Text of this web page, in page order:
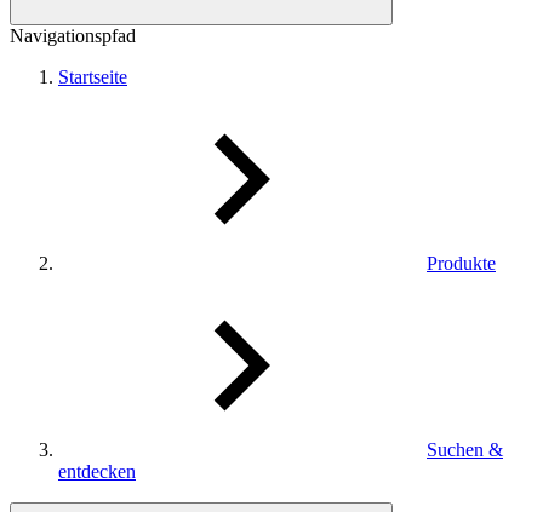
Navigationspfad
Startseite
Produkte
Suchen &
entdecken